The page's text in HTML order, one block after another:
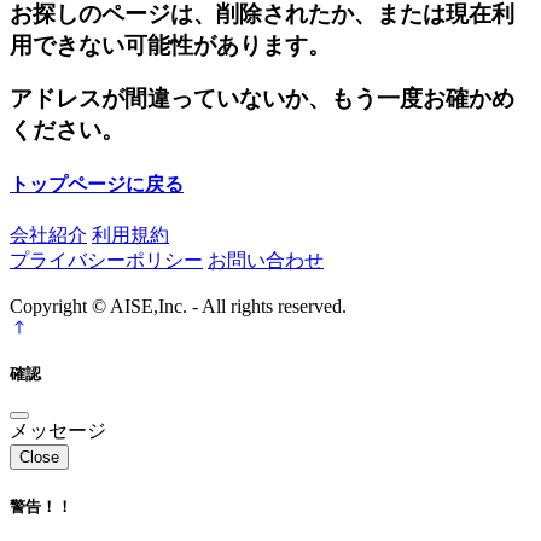
お探しのページは、削除されたか、または現在利
用できない可能性があります。
アドレスが間違っていないか、もう一度お確かめ
ください。
トップページに戻る
会社紹介 利用規約
プライバシーポリシー お問い合わせ
Copyright © AISE,Inc. - All rights reserved.
確認
メッセージ
Close
警告！！